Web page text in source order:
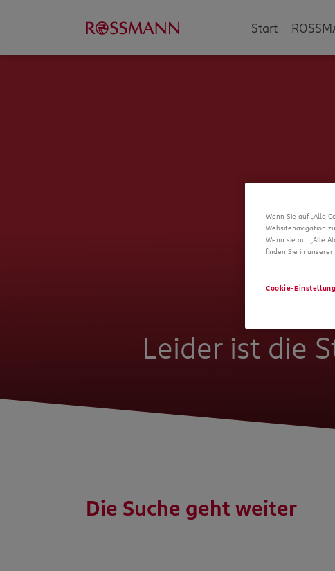
Start
Leider ist die
Die Suche geht weiter
Wenn Sie auf „Alle
Websitenavigation
Wenn sie auf „Alle
finden Sie in unserer
Cookie-